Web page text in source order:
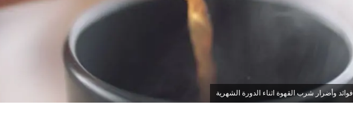
فوائد وأضرار شرب القهوة اثناء الدورة الشهرية